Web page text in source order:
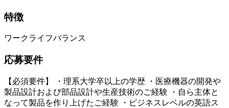
特徴
ワークライフバランス
応募要件
【必須要件】 ・理系大学卒以上の学歴 ・医療機器の開発や
製品設計および部品設計や生産技術のご経験 ・自ら主体と
なって製品を作り上げたご経験 ・ビジネスレベルの英語ス